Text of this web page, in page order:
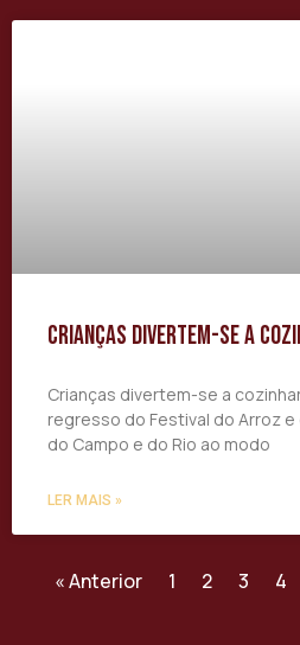
Crianças divertem-se a
Crianças divertem-se a
regresso do Festival do Arroz e
do Campo e do Rio ao modo
LER MAIS »
« Anterior 1 2 3 4